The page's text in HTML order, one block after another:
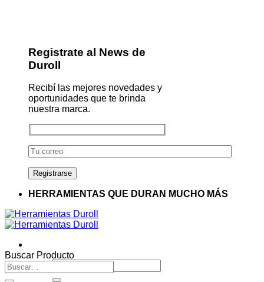
Registrate al News de
Duroll
Recibí las mejores novedades y
oportunidades que te brinda
nuestra marca.
HERRAMIENTAS QUE DURAN MUCHO MÁS
Buscar
por:
Buscar Producto
Buscar
por: